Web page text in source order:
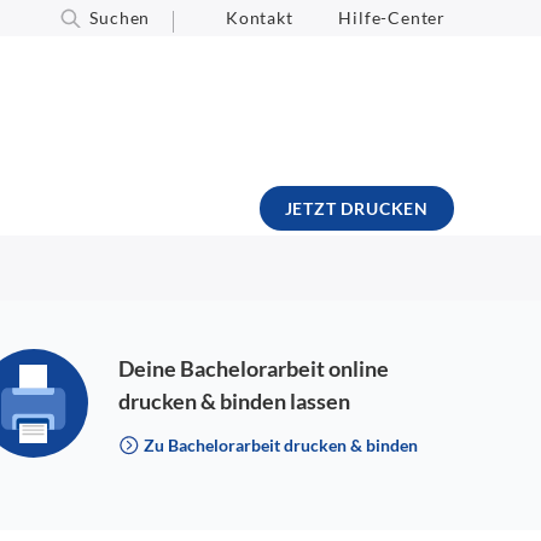
Suchen Kontakt Hilfe-Center
JETZT DRUCKEN
Deine Bachelorarbeit online
drucken & binden lassen
Zu Bachelorarbeit drucken & binden